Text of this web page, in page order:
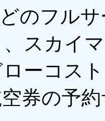
のフル
スカイ
ーコス
券の予